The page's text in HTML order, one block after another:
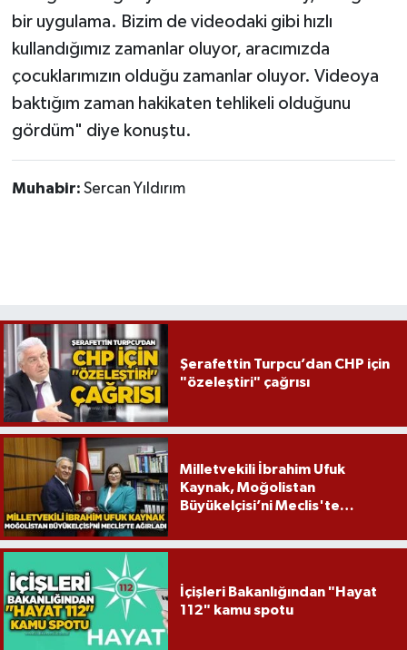
bir uygulama. Bizim de videodaki gibi hızlı
kullandığımız zamanlar oluyor, aracımızda
çocuklarımızın olduğu zamanlar oluyor. Videoya
baktığım zaman hakikaten tehlikeli olduğunu
gördüm" diye konuştu.
Muhabir: Sercan Yıldırım
Şerafettin Turpcu’dan CHP için
"özeleştiri" çağrısı
Milletvekili İbrahim Ufuk
Kaynak, Moğolistan
Büyükelçisi’ni Meclis'te
İçişleri Bakanlığından "Hayat
112" kamu spotu